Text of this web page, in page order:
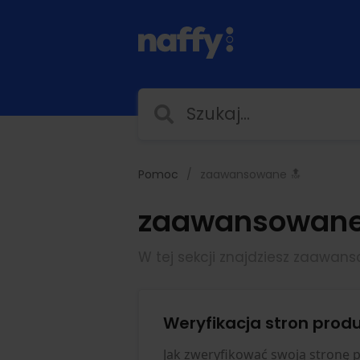
Pomoc zaawansowane 🔝
Weryfikacja stron
Jak zweryfikować swoją stronę